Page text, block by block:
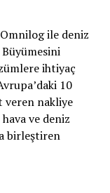
ile deniz
Büyümesini
ihtiyaç
10
veren nakliye
ve deniz
birleştiren